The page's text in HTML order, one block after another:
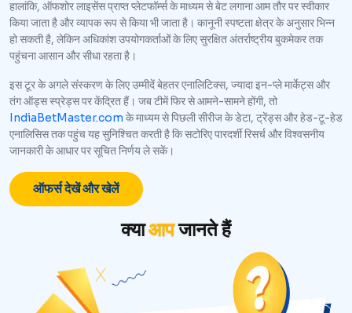
हालांकि, ऑफशोर लाइसेंस प्राप्त प्लेटफॉर्म्स के माध्यम से बेट लगाना आम तौर पर स्वीकार
किया जाता है और व्यापक रूप से किया भी जाता है। कानूनी स्पष्टता क्षेत्र के अनुसार भिन्न
हो सकती है, लेकिन अधिकांश उपयोगकर्ताओं के लिए सुरक्षित अंतर्राष्ट्रीय बुकमेकर तक
पहुंचना आसान और सीधा रहता है।
इस टूर के अगले संस्करण के लिए उम्मीदें बेहतर एनालिटिक्स, ज्यादा इन-प्ले मार्केट्स और
तंग ऑड्स स्प्रेड्स पर केंद्रित हैं। जब टीमें फिर से आमने-सामने होंगी, तो
IndiaBetMaster.com के माध्यम से पिछली सीरीज के डेटा, ट्रेंड्स और हेड-टू-हेड
एनालिसिस तक पहुंच यह सुनिश्चित करती है कि सटोरिए पारदर्शी रिसर्च और विश्वसनीय
जानकारी के आधार पर सूचित निर्णय ले सकें।
ऑफर्स देखें और खेलें
क्याआपजानते हैं